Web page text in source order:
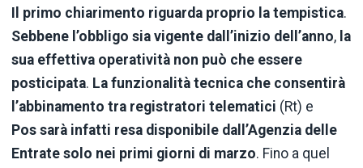
Il primo chiarimento riguarda proprio la tempistica.
Sebbene l’obbligo sia vigente dall’inizio dell’anno, la
sua effettiva operatività non può che essere
posticipata. La funzionalità tecnica che consentirà
l’abbinamento tra registratori telematici (Rt) e
Pos sarà infatti resa disponibile dall’Agenzia delle
Entrate solo nei primi giorni di marzo. Fino a quel